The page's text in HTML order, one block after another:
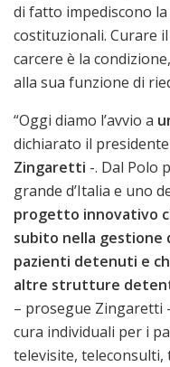
di fatto impediscono
costituzionali. Curare
carcere è la
alla sua funzione di
“Oggi diamo l’avvio a
dichiarato il
Zingaretti -. Dal Polo
grande d’Italia e uno
progetto innovativo
subito nella gestione
pazienti detenuti e
altre strutture
– prosegue Zingaretti
cura individuali per i
televisite,